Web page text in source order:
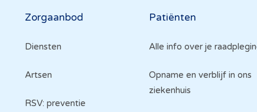
Hoofdnavigatie
Zorgaanbod
Diensten
Artsen
RSV: preventie
Patiënten
Alle info over je
Opname en verblijf in ons
ziekenhuis